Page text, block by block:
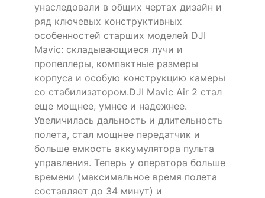
унаследовали в общих чертах дизайн и
ряд ключевых конструктивных
особенностей старших моделей DJI
Mavic: складывающиеся лучи и
пропеллеры, компактные размеры
корпуса и особую конструкцию камеры
со стабилизатором.DJI Mavic Air 2 стал
еще мощнее, умнее и надежнее.
Увеличилась дальность и длительность
полета, стал мощнее передатчик и
больше емкость аккумулятора пульта
управления. Теперь у оператора больше
времени (максимальное время полета
составляет до 34 минут) и